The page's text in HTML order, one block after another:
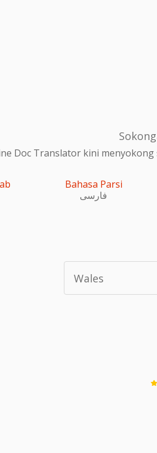
Doc Translator kini
Bahasa Parsi
فارسی